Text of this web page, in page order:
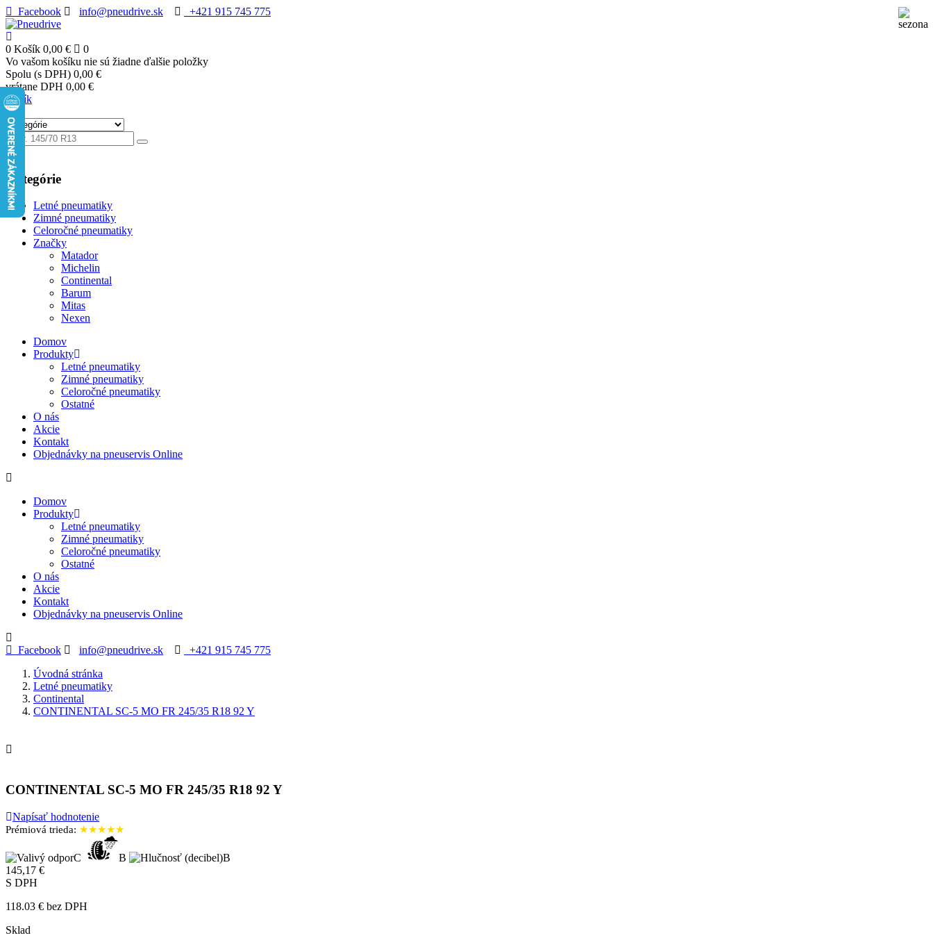
Facebook info@pneudrive.sk +421 915 745 775
0 Košík 0,00 €
0
Vo vašom košíku nie sú žiadne ďalšie položky
Spolu (s DPH) 0,00 €
vrátane DPH 0,00 €
Košík
Kategórie
Letné pneumatiky
Zimné pneumatiky
Celoročné pneumatiky
Značky
Matador
Michelin
Continental
Barum
Mitas
Nexen
Domov
Produkty
Letné pneumatiky
Zimné pneumatiky
Celoročné pneumatiky
Ostatné
O nás
Akcie
Kontakt
Objednávky na pneuservis Online
Domov
Produkty
Letné pneumatiky
Zimné pneumatiky
Celoročné pneumatiky
Ostatné
O nás
Akcie
Kontakt
Objednávky na pneuservis Online
Facebook info@pneudrive.sk
+421 915 745 775
Úvodná stránka
Letné pneumatiky
Continental
CONTINENTAL SC-5 MO FR 245/35 R18 92 Y

CONTINENTAL SC-5 MO FR 245/35 R18 92 Y
Napísať hodnotenie
Prémiová trieda: ★★★★★
C B
B
145,17 €
S DPH
118.03 € bez DPH
Sklad